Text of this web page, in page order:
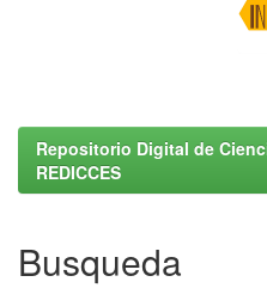
Repositorio Digital de
REDICCES
Busqueda